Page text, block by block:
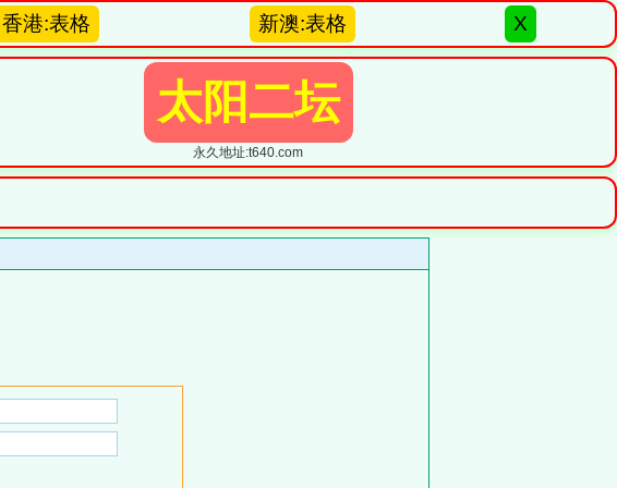
香港:表格 新澳:表格 X
太阳二坛
永久地址:t640.com